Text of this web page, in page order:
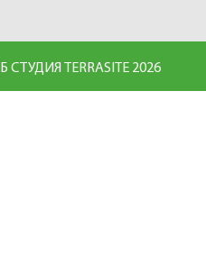
TERRASITE 2026